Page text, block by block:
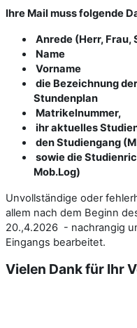
Ihre Mail muss folgende
Anrede (Herr, Frau,
Name
Vorname
die Bezeichnung
Stundenplan
Matrikelnummer,
ihr aktuelles
den Studiengang
sowie die
Mob.Log)
Unvollständige oder
allem nach dem Beginn
20.,4.2026 - nachrangig
Eingangs bearbeitet.
Vielen Dank für Ihr